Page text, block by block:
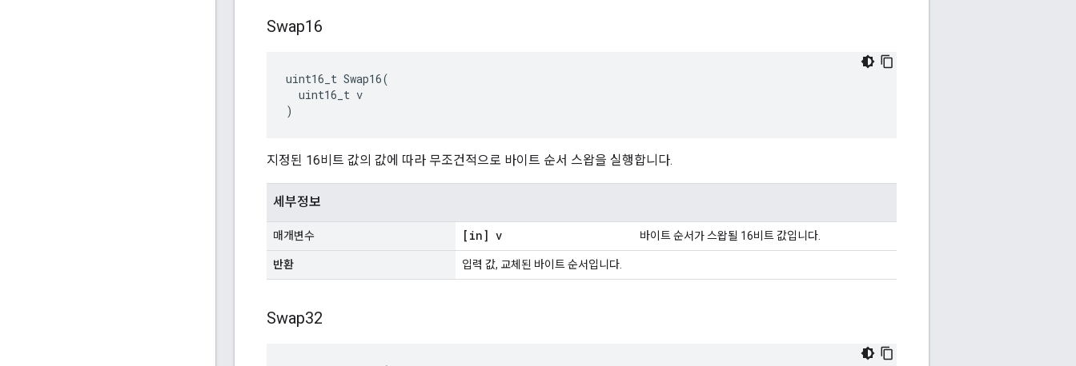
Swap16
uint16_t Swap16(
  uint16_t v
)
지정된 16비트 값의 값에 따라 무조건적으로 바이트 순서 스왑을 실행합니다.
세부정보
매개변수 [in] v 바이트 순서가 스왑될 16비트 값입니다.
반환 입력 값, 교체된 바이트 순서입니다.
Swap32